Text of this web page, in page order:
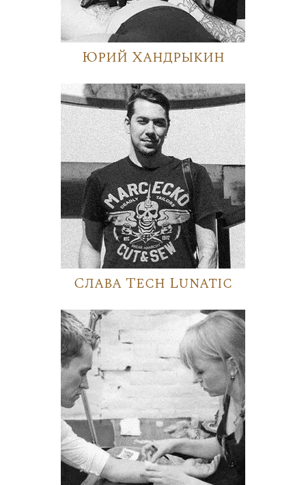
Юрий Хандрыкин
Слава Tech Lunatic